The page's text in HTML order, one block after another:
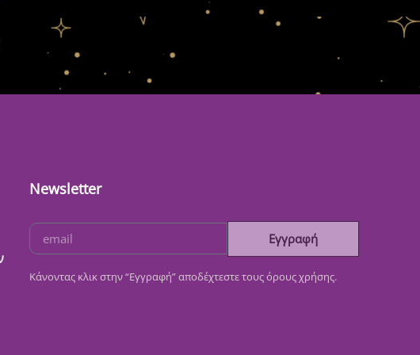
Newsletter
Εγγραφή
Κάνοντας κλικ στην “Εγγραφή” αποδέχτεστε τους όρους χρήσης.